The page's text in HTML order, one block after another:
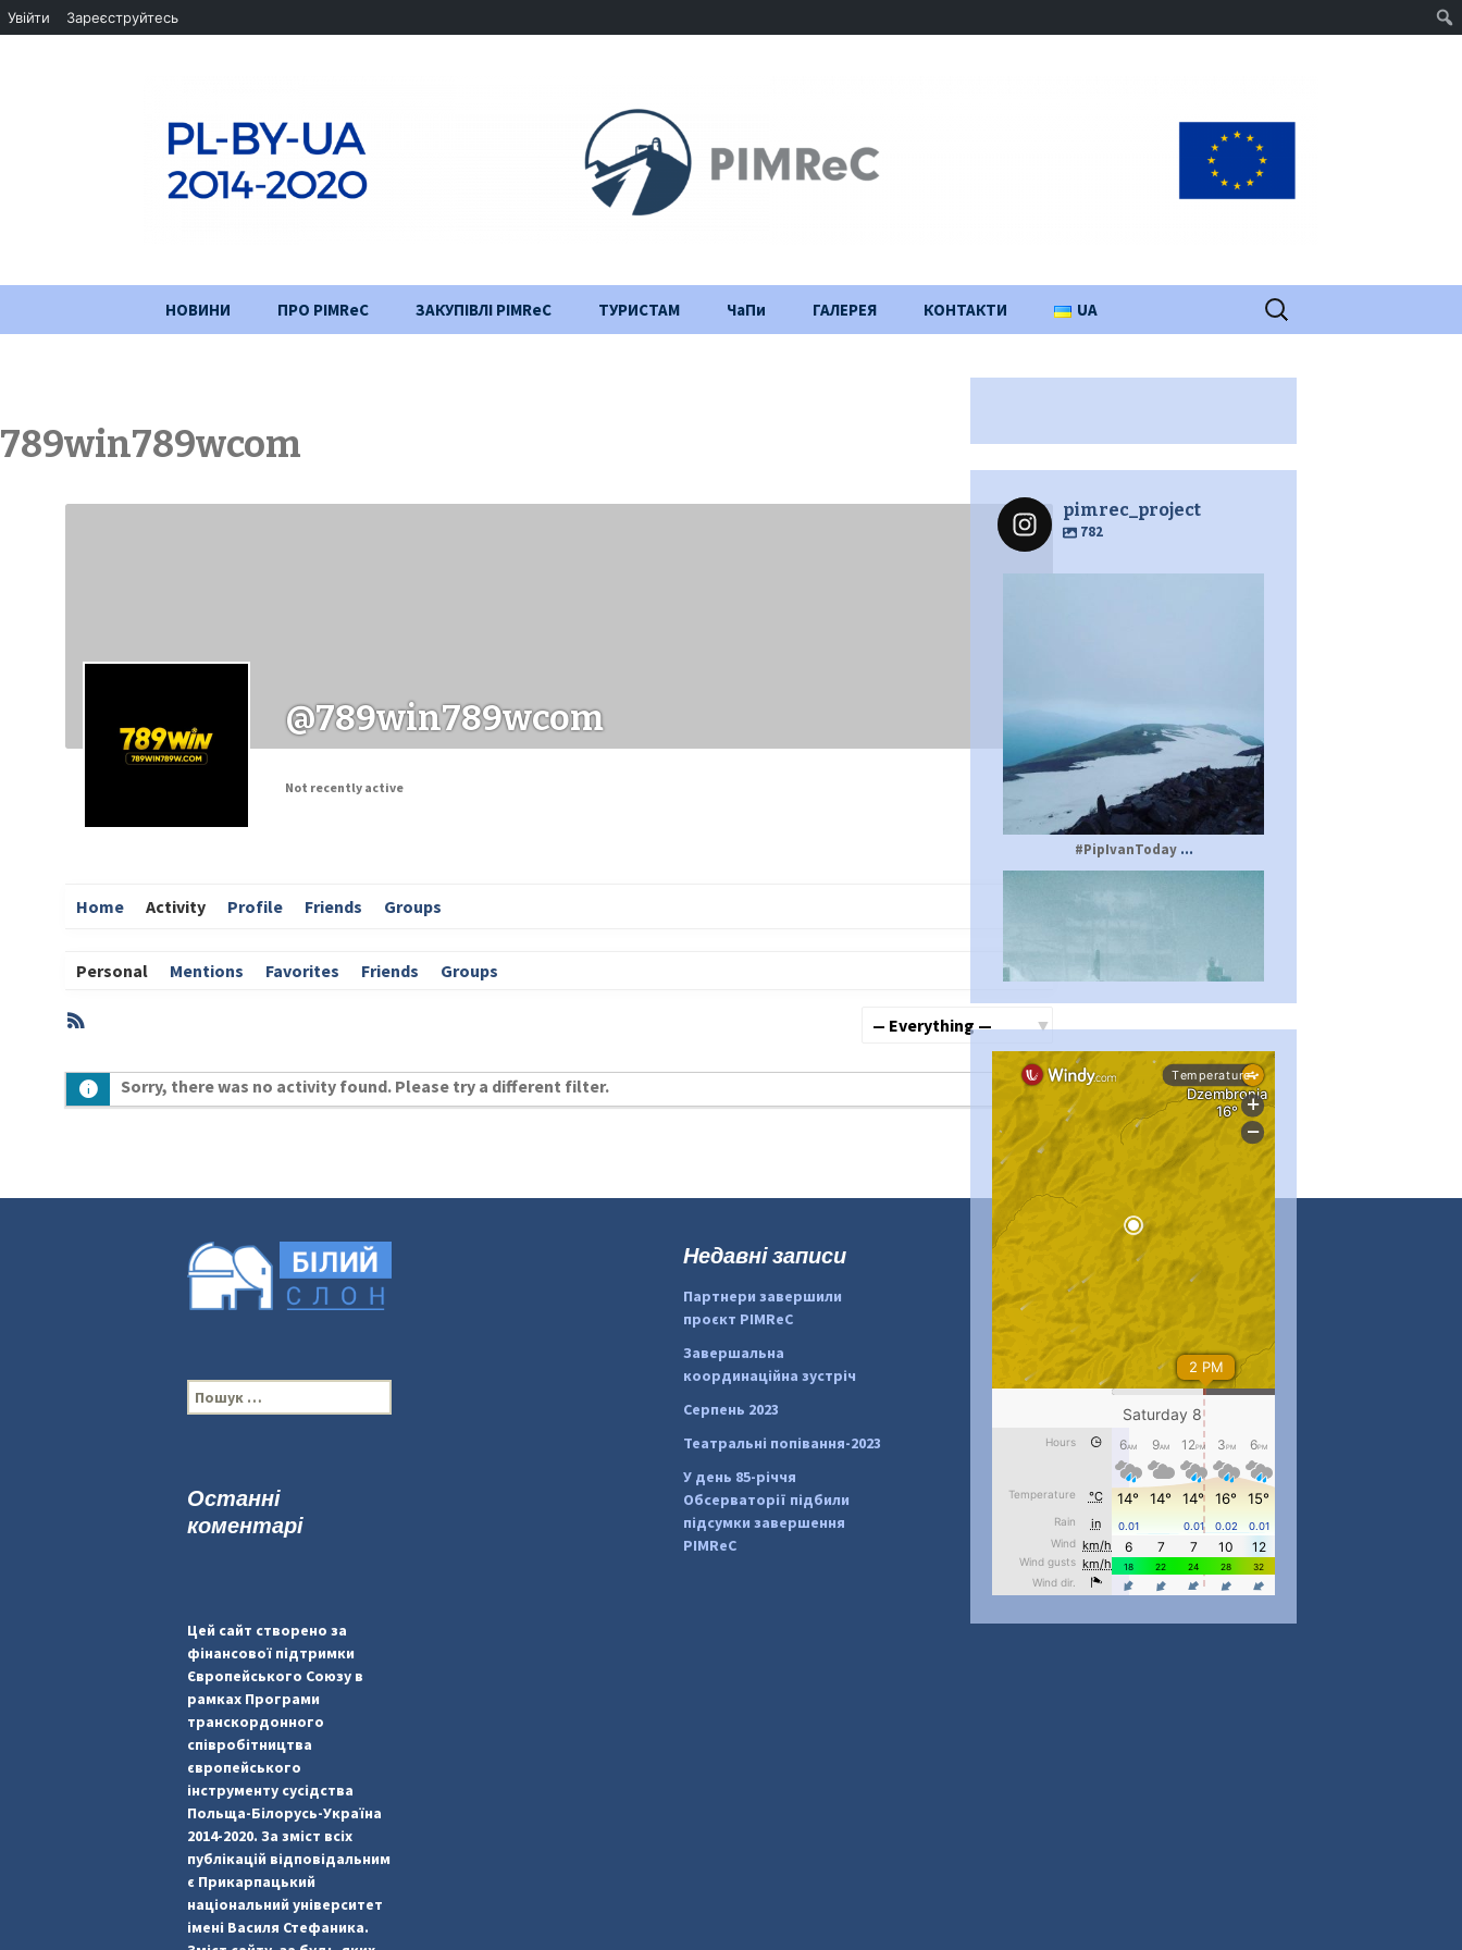
НОВИНИ ПРО PIMReC
Хід проекту
Заходи
ЗАКУПІВЛІ PIMReC ТУРИСТАМ ЧаПи ГАЛЕРЕЯ КОНТАКТИ UA Пошук:
789win789wcom
@789win789wcom
Not recently active
Home Activity Profile Friends Groups
Personal Mentions Favorites Friends Groups
Activities
RSS
Sorry, there was no activity found. Please try a different filter.
pimrec_project
782
#PipIvanToday ...
#PipIvanToday...
pimrec_project
#PipIvanToday ...
pimrec_project
П
о
:
Недавні записи
Партнери завершили
проєкт PIMReC
Завершальна
координаційна зустріч
Серпень 2023
Театральні попівання-2023
У день 85-річчя
Обсерваторії підбили
підсумки завершення
PIMReC
Останні
коментарі
Цей сайт створено за
фінансової підтримки
Європейського Союзу в
рамках Програми
транскордонного
співробітництва
європейського
інструменту сусідства
Польща-Білорусь-Україна
2014-2020. За зміст всіх
публікацій відповідальним
є Прикарпацький
національний університет
імені Василя Стефаника.
Увійти Зареєструйтесь